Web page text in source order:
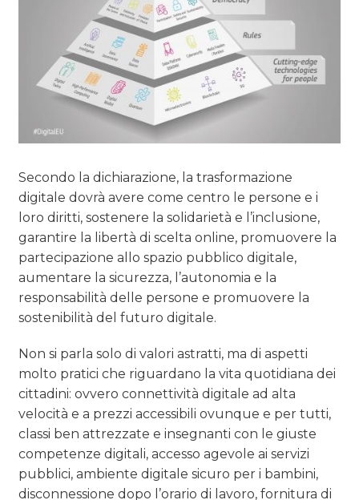
Secondo la dichiarazione, la trasformazione
digitale dovrà avere come centro le persone e i
loro diritti, sostenere la solidarietà e l’inclusione,
garantire la libertà di scelta online, promuovere la
partecipazione allo spazio pubblico digitale,
aumentare la sicurezza, l’autonomia e la
responsabilità delle persone e promuovere la
sostenibilità del futuro digitale.
Non si parla solo di valori astratti, ma di aspetti
molto pratici che riguardano la vita quotidiana dei
cittadini: ovvero connettività digitale ad alta
velocità e a prezzi accessibili ovunque e per tutti,
classi ben attrezzate e insegnanti con le giuste
competenze digitali, accesso agevole ai servizi
pubblici, ambiente digitale sicuro per i bambini,
disconnessione dopo l’orario di lavoro, fornitura di